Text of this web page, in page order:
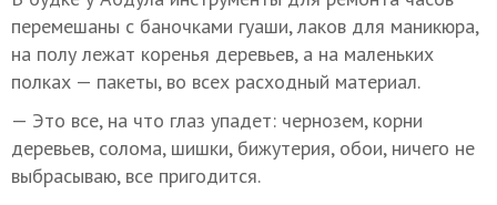
перемешаны с баночками гуаши, лаков для маникюра,
на полу лежат коренья деревьев, а на маленьких
полках — пакеты, во всех расходный материал.
— Это все, на что глаз упадет: чернозем, корни
деревьев, солома, шишки, бижутерия, обои, ничего не
выбрасываю, все пригодится.